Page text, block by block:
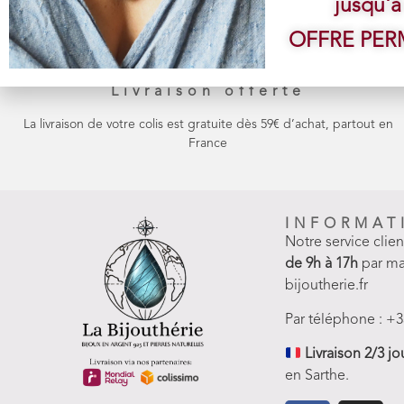
Livraison offerte
La livraison de votre colis est gratuite dès 59€ d’achat, partout en
France
Notre service
de 9h à 17h par
bijoutherie.fr
Par téléphone :
Livraison 2/3
en Sarthe.
OFFRE